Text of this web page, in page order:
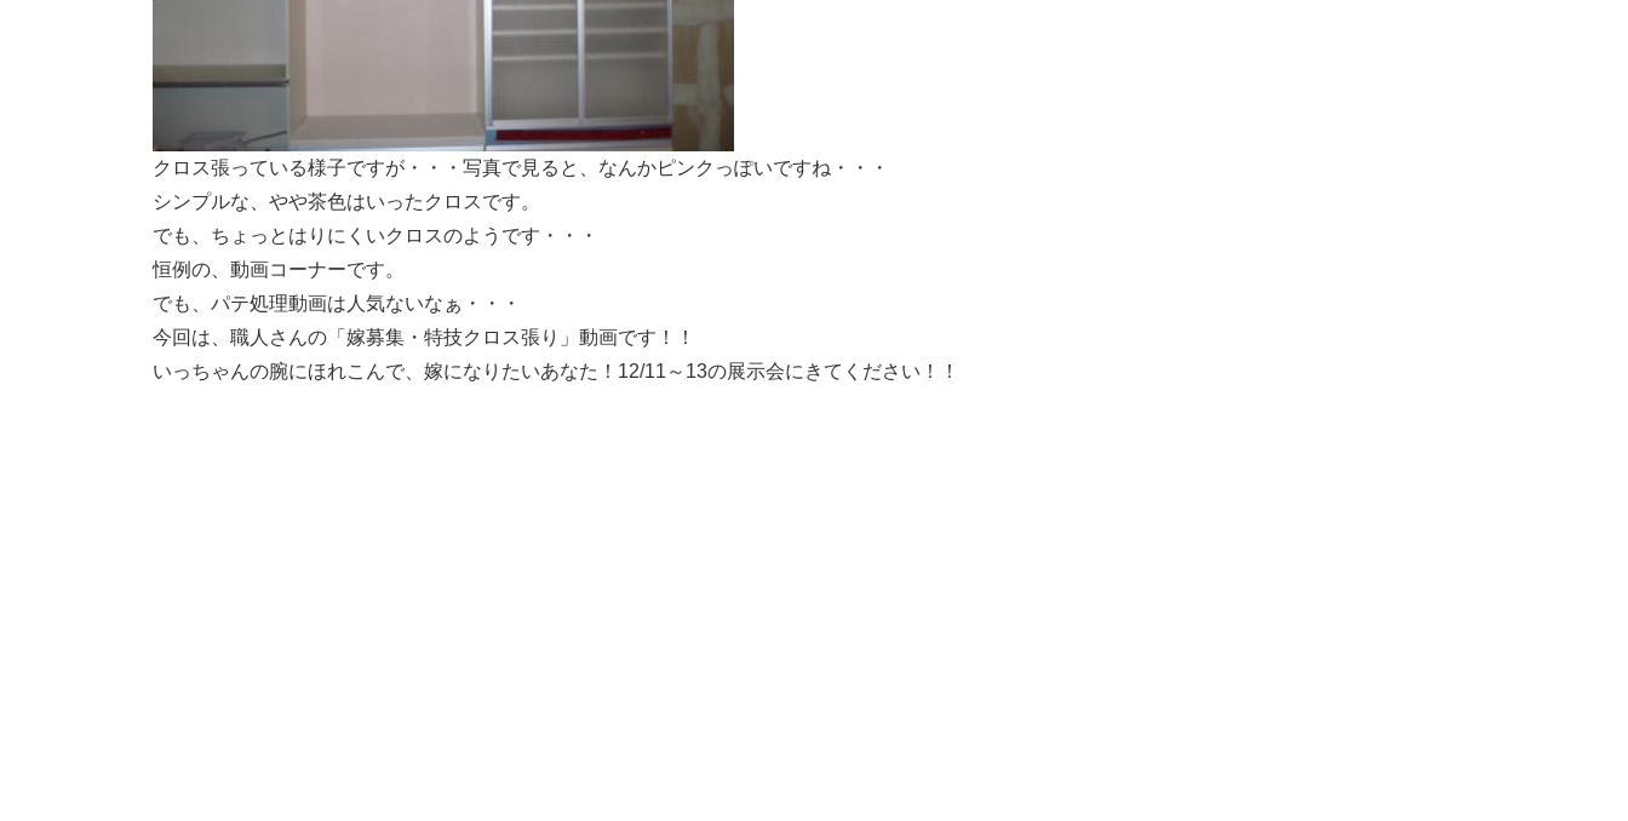
クロス張っている様子ですが・・・写真で見ると、なんかピンクっぽいですね・・・
シンプルな、やや茶色はいったクロスです。
でも、ちょっとはりにくいクロスのようです・・・
恒例の、動画コーナーです。
でも、パテ処理動画は人気ないなぁ・・・
今回は、職人さんの「嫁募集・特技クロス張り」動画です！！
いっちゃんの腕にほれこんで、嫁になりたいあなた！12/11～13の展示会にきてください！！